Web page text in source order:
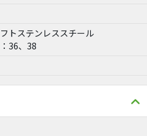
トステンレススチール
36、38